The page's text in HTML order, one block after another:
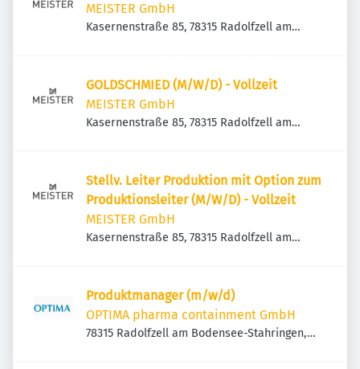
MEISTER GmbH
Kasernenstraße 85, 78315 Radolfzell am
GOLDSCHMIED (M/W/D) - Vollzeit
MEISTER GmbH
Kasernenstraße 85, 78315 Radolfzell am
Stellv. Leiter Produktion mit Option zum
Produktionsleiter (M/W/D) - Vollzeit
MEISTER GmbH
Kasernenstraße 85, 78315 Radolfzell am
Produktmanager (m/w/d)
OPTIMA pharma containment GmbH
78315 Radolfzell am Bodensee-Stahringen,